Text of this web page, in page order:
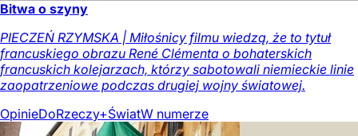
Bitwa o szyny
PIECZEŃ RZYMSKA | Miłośnicy filmu wiedzą, że to tytuł
francuskiego obrazu René Clémenta o bohaterskich
francuskich kolejarzach, którzy sabotowali niemieckie linie
zaopatrzeniowe podczas drugiej wojny światowej.
OpinieDoRzeczy+ŚwiatW numerze